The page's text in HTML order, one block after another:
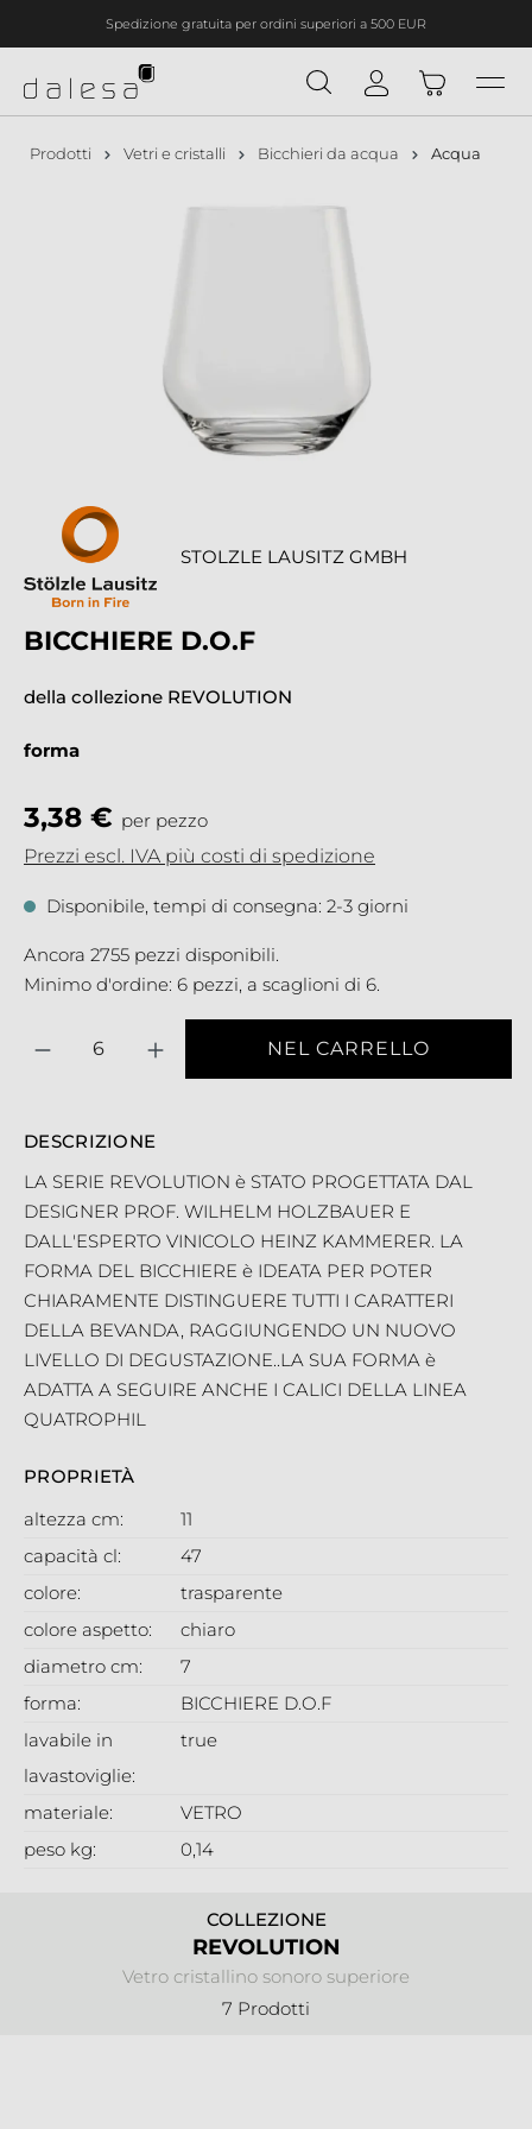
principaleSpedizione gratuita per ordini superiori a 500 EUR
COLLEZIONE
REVOLUTION
Vetro cristallino sonoro superiore
7 Prodotti
Prodotti Vetri e cristalli Bicchieri da acqua Acqua
STOLZLE LAUSITZ GMBH
BICCHIERE D.O.F
della collezione REVOLUTION
3,38 € per pezzo
Prezzi escl. IVA più costi di spedizione
Disponibile, tempi di consegna: 2-3 giorni
Ancora 2755 pezzi disponibili.
Minimo d'ordine: 6 pezzi, a scaglioni di 6.
forma
NEL CARRELLO
DESCRIZIONE
LA SERIE REVOLUTION è STATO PROGETTATA DAL
DESIGNER PROF. WILHELM HOLZBAUER E
DALL'ESPERTO VINICOLO HEINZ KAMMERER. LA
FORMA DEL BICCHIERE è IDEATA PER POTER
CHIARAMENTE DISTINGUERE TUTTI I CARATTERI
DELLA BEVANDA, RAGGIUNGENDO UN NUOVO
LIVELLO DI DEGUSTAZIONE..LA SUA FORMA è
ADATTA A SEGUIRE ANCHE I CALICI DELLA LINEA
QUATROPHIL
PROPRIETÀ
altezza cm:
11
capacità cl:
47
colore:
trasparente
colore aspetto:
chiaro
diametro cm:
7
forma:
BICCHIERE D.O.F
lavabile in
lavastoviglie:
true
materiale:
VETRO
peso kg:
0,14